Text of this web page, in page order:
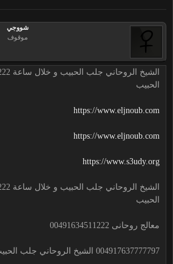
شووجي
موقوف
الحبيب
https://www.eljnoub.com
https://www.eljnoub.com
https://www.s3udy.org
الحبيب
معالج روحانى 00491634511222
004917637777797 الشيخ الروحاني جلب الحبيب و خلال ساعة